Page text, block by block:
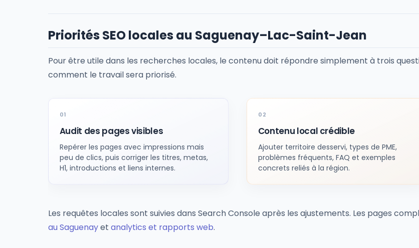
Priorités SEO locales au Saguenay–Lac-Saint-Jean
Pour être utile dans les recherches locales, le contenu doit répondre simplement à trois
comment le travail sera priorisé.
Audit des pages visibles
Repérer les pages avec impressions mais
peu de clics, puis corriger les titres, metas,
H1, introductions et liens internes.
Contenu local crédible
Ajouter territoire desservi, types de PME,
problèmes fréquents, FAQ et exemples
concrets reliés à la région.
Les requêtes locales sont suivies dans Search Console après les ajustements. Les pages
au Saguenayet analytics et rapports web.